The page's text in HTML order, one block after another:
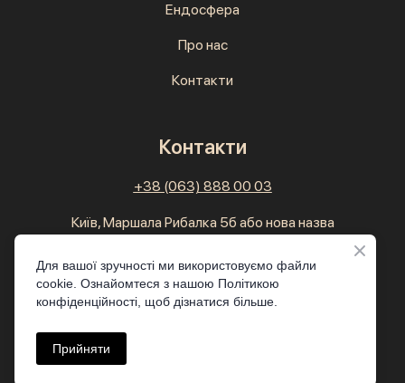
Ендосфера
Про нас
Контакти
Контакти
+38 (063) 888 00 03
Київ, Маршала Рибалка 5б або нова назва
ЖК Елізіум, верхній паркінг, є місця.
© 2024 Boon, Усі права захищенні
Для вашої зручності ми використовуємо файли
cookie. Ознайомтеся з нашою Політикою
конфіденційності, щоб дізнатися більше.
Прийняти